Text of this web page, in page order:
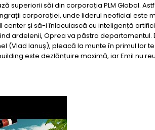
superiorii săi din corporația PLM Global.
corporației, unde liderul neoficial este
și să-i înlocuiască cu inteligență
ardelenii, Oprea va păstra
(Vlad Ianuș), pleacă la munte în primul
este dezlănțuire maximă, iar Emil nu